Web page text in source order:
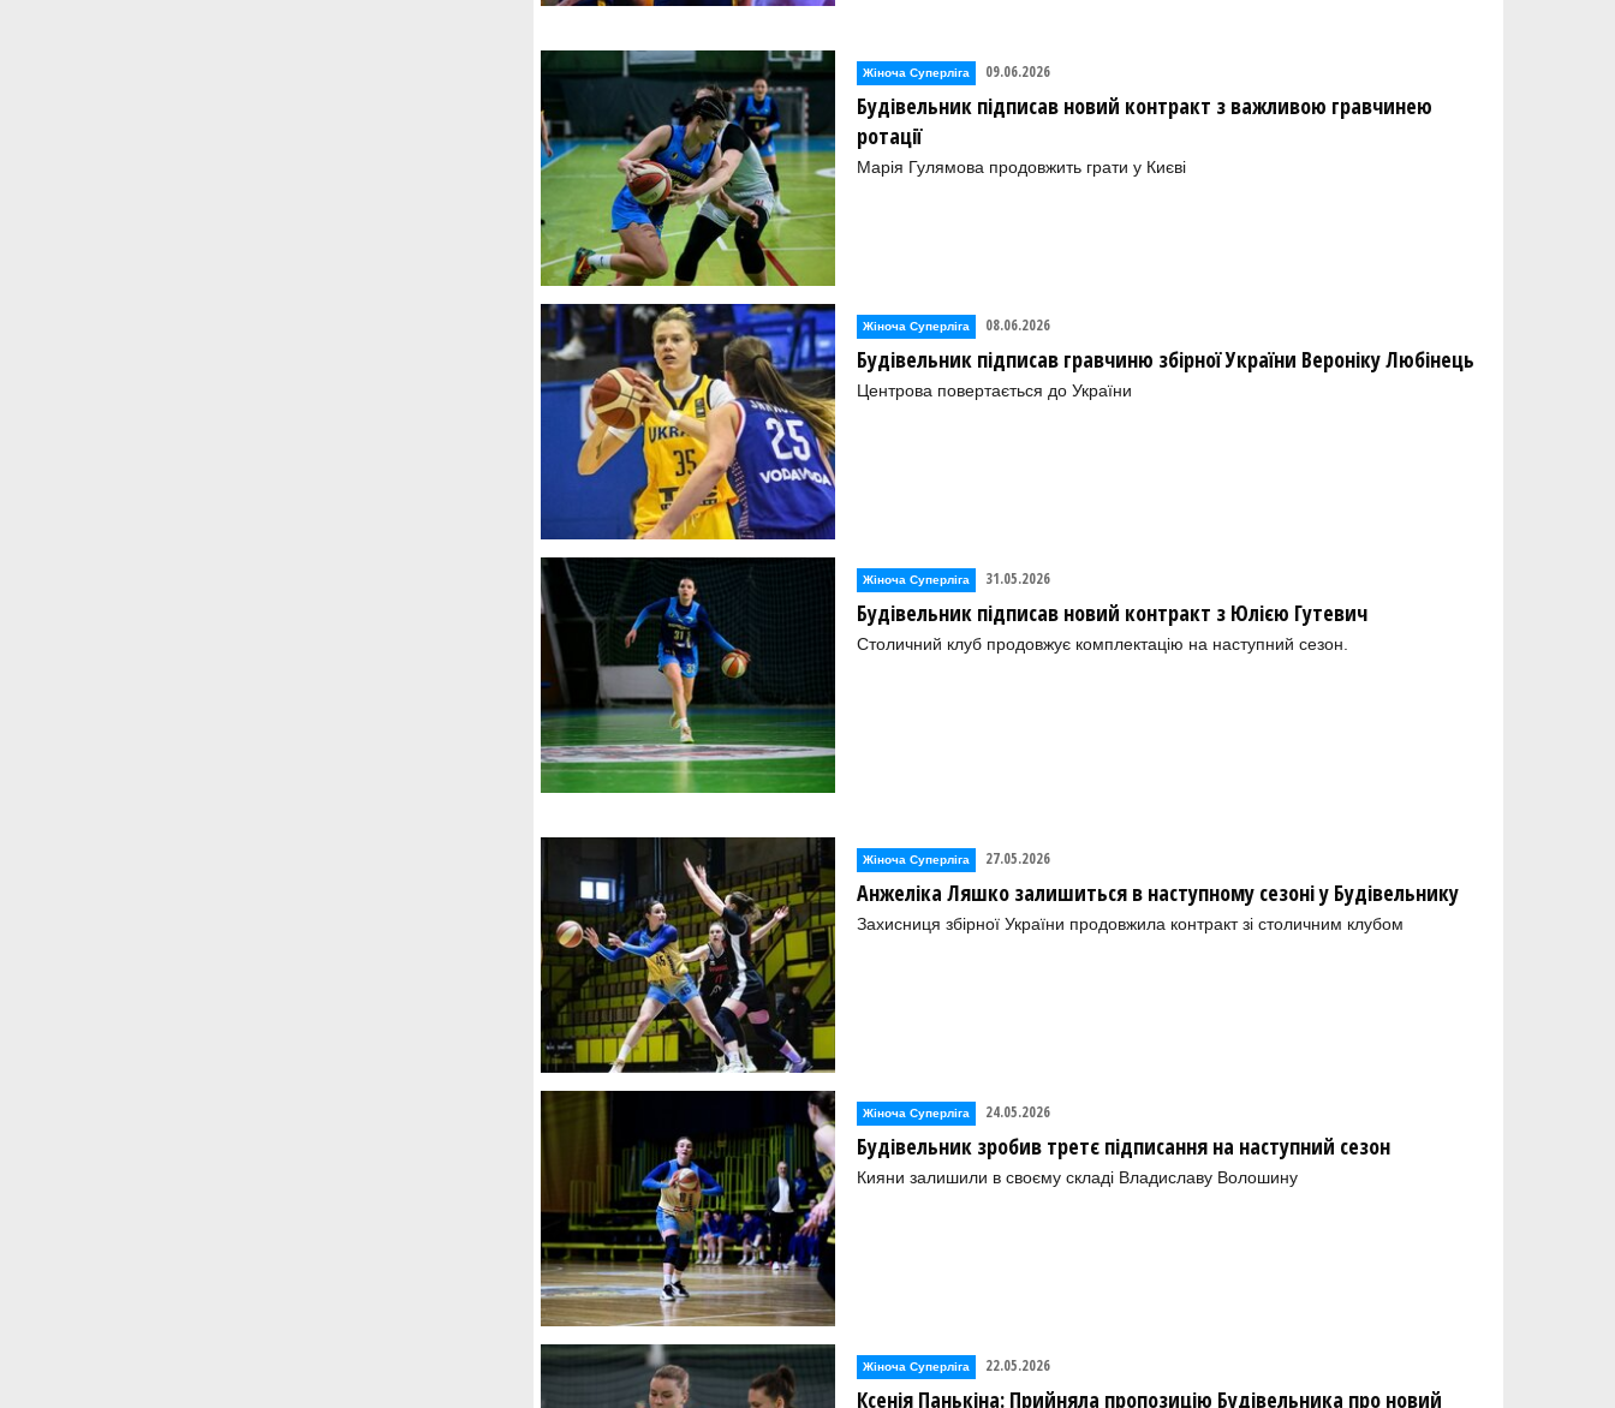
Жіноча Суперліга 09.06.2026
Будівельник підписав новий контракт з важливою гравчинею
ротації
Марія Гулямова продовжить грати у Києві
Жіноча Суперліга 08.06.2026
Будівельник підписав гравчиню збірної України Вероніку Любінець
Центрова повертається до України
Жіноча Суперліга 31.05.2026
Будівельник підписав новий контракт з Юлією Гутевич
Столичний клуб продовжує комплектацію на наступний сезон.
Жіноча Суперліга 27.05.2026
Анжеліка Ляшко залишиться в наступному сезоні у Будівельнику
Захисниця збірної України продовжила контракт зі столичним клубом
Жіноча Суперліга 24.05.2026
Будівельник зробив третє підписання на наступний сезон
Кияни залишили в своєму складі Владиславу Волошину
Жіноча Суперліга 22.05.2026
Ксенія Панькіна: Прийняла пропозицію Будівельника про новий